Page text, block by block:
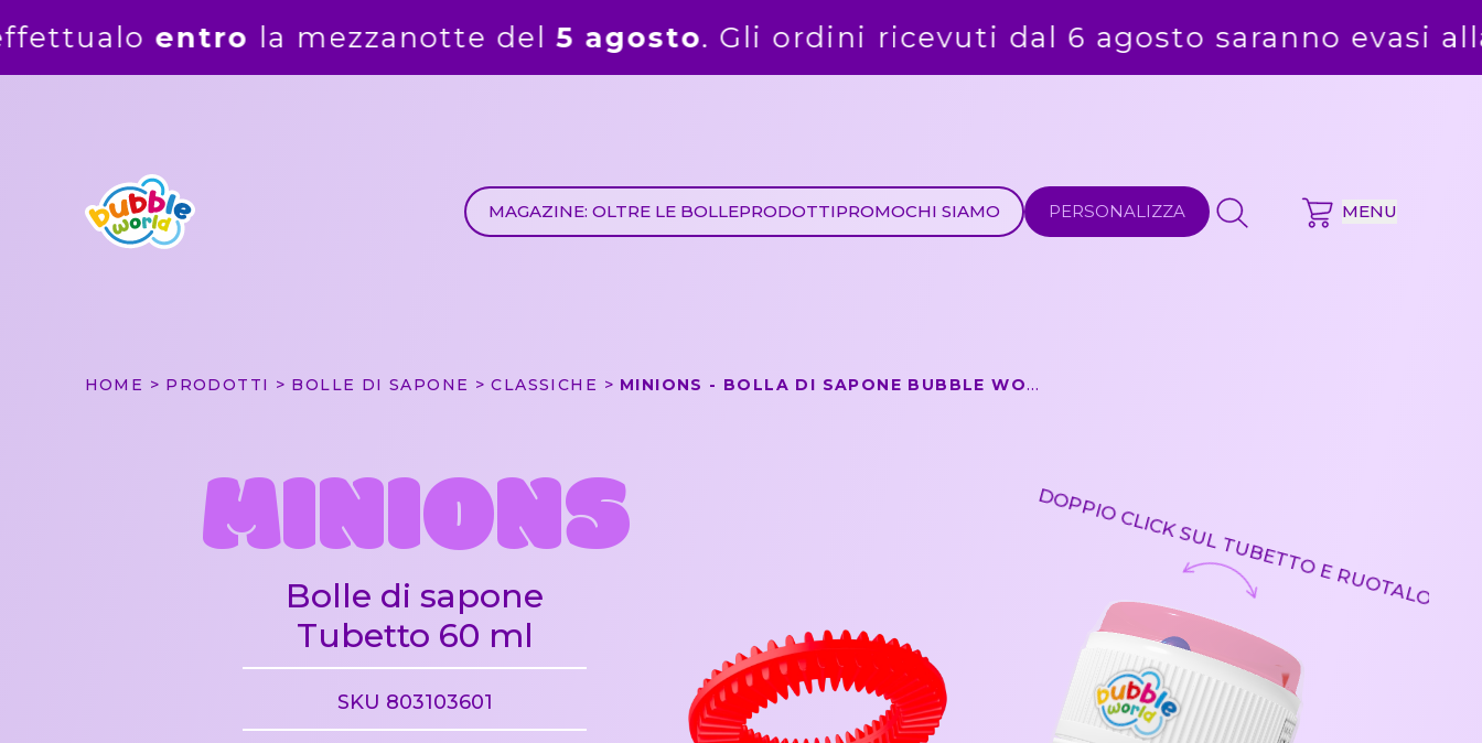
del5 agosto. Gli ordini ricevuti dal 6 agosto saranno evasi alla ripresa delle
MAGAZINE: OLTRE LE BOLLEPRODOTTIPROMOCHI SIAMO PERSONALIZZA MENU
HOME PRODOTTI BOLLE DI SAPONE CLASSICHE MINIONS - BOLLA DI SAPONE BUBBLE WORLD
MINIONS
Bolle di sapone
Tubetto 60 ml
SKU 803103601
DOPPIO CLICK
SUL TUBETTO
E RUOTALO